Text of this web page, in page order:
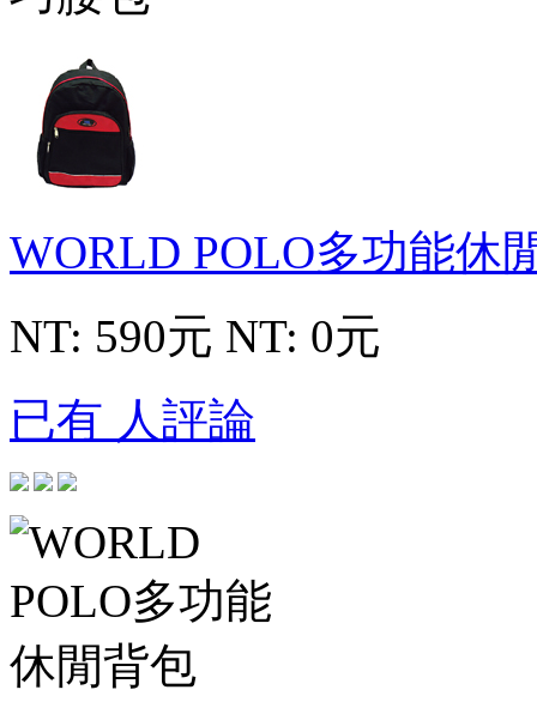
WORLD POLO多功能休
NT: 590元 NT: 0元
已有 人評論